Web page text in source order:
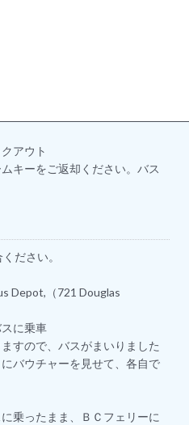
アウト
キーをご返却ください。バス
ださい。
Depot,（721 Douglas
に乗車
すので、バスがまいりました
バウチャーを見せて、各自で
乗ったまま、ＢＣフェリーに